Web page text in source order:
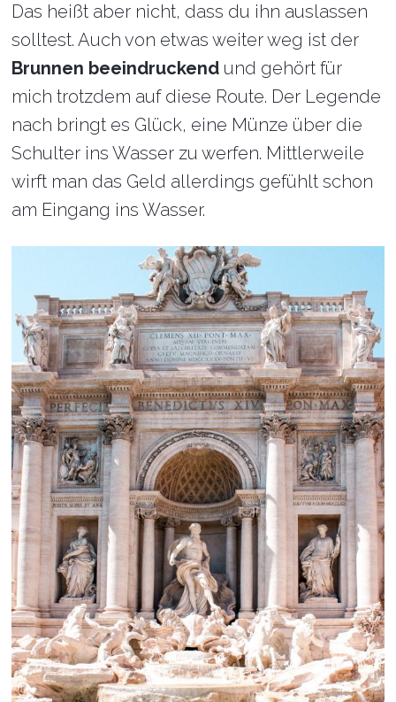
Das heißt aber nicht, dass du ihn auslassen
solltest. Auch von etwas weiter weg ist der
Brunnen beeindruckend und gehört für
mich trotzdem auf diese Route. Der Legende
nach bringt es Glück, eine Münze über die
Schulter ins Wasser zu werfen. Mittlerweile
wirft man das Geld allerdings gefühlt schon
am Eingang ins Wasser.